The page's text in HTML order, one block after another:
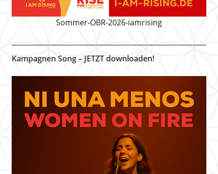
Sommer-OBR-2026-iamrising
Kampagnen Song – JETZT downloaden!